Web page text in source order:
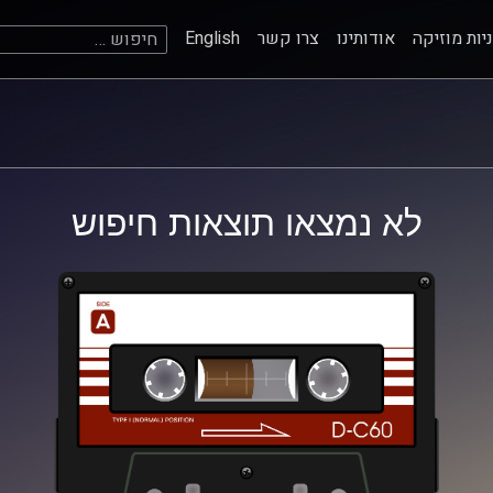
מוזיקה אודותינו צרו קשר English חיפוש:
לא נמצאו תוצאות חיפוש